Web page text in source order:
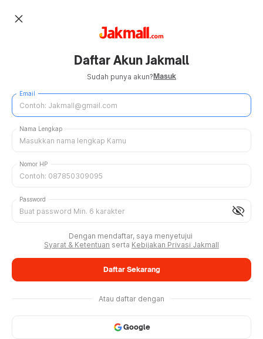
close
Daftar Akun Jakmall
Sudah punya akun?Masuk
Email
Nama Lengkap
Nomor HP
visibility_off
Password
Dengan mendaftar, saya menyetujui
Syarat & Ketentuan serta Kebijakan Privasi Jakmall
Daftar Sekarang
Atau daftar dengan
Google